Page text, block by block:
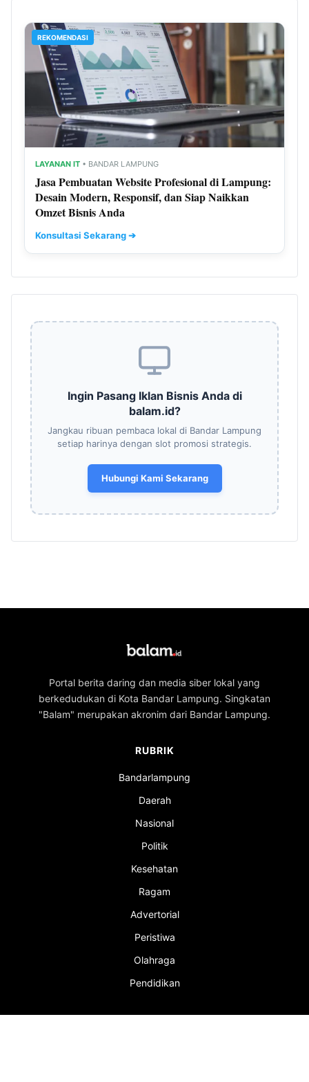
REKOMENDASI
LAYANAN IT • BANDAR LAMPUNG
Jasa Pembuatan Website Profesional di Lampung:
Desain Modern, Responsif, dan Siap Naikkan
Omzet Bisnis Anda
Konsultasi Sekarang ➔
Ingin Pasang Iklan Bisnis Anda di
balam.id?
Jangkau ribuan pembaca lokal di Bandar Lampung
setiap harinya dengan slot promosi strategis.
Hubungi Kami Sekarang
Portal berita daring dan media siber lokal yang
berkedudukan di Kota Bandar Lampung. Singkatan
"Balam" merupakan akronim dari Bandar Lampung.
RUBRIK
Bandarlampung
Daerah
Nasional
Politik
Kesehatan
Ragam
Advertorial
Peristiwa
Olahraga
Pendidikan